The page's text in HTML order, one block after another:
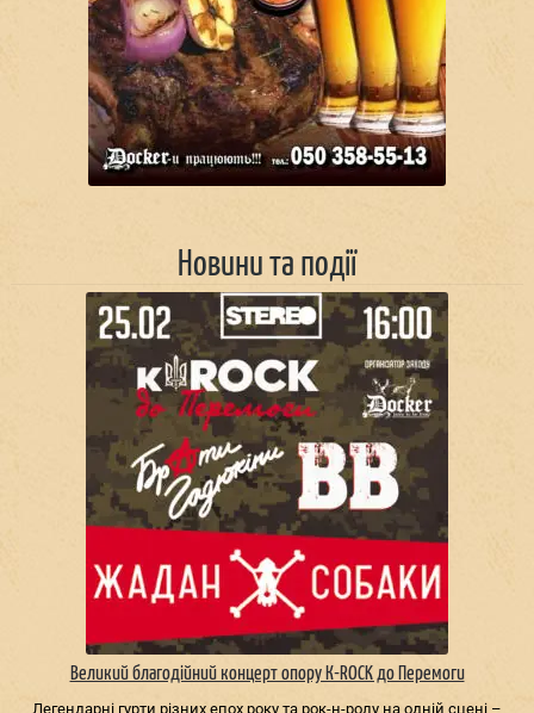
Новини та події
Великий благодійний концерт опору К-ROCK до Перемоги
Легендарні гурти різних епох року та рок-н-ролу на одній сцені –